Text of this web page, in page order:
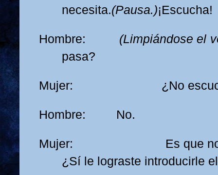
necesita.(Pausa.)¡Escucha!
Hombre: (Limpiándose el
pasa?
Mujer: ¿No
Hombre: No.
Mujer: Es que no se
¿Sí le lograste introducirle